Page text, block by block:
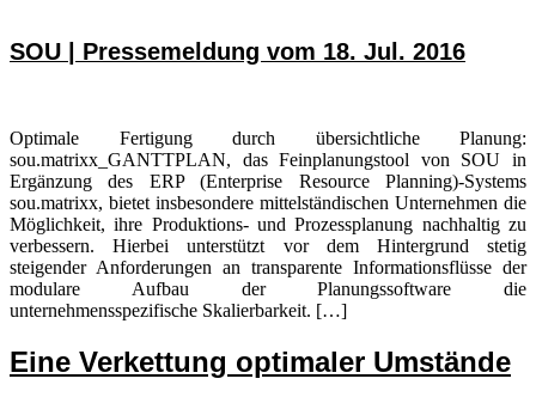
SOU | Pressemeldung vom 18. Jul. 2016
Optimale Fertigung durch übersichtliche Planung:
sou.matrixx_GANTTPLAN, das Feinplanungstool von SOU in
Ergänzung des ERP (Enterprise Resource Planning)-Systems
sou.matrixx, bietet insbesondere mittelständischen Unternehmen die
Möglichkeit, ihre Produktions- und Prozessplanung nachhaltig zu
verbessern. Hierbei unterstützt vor dem Hintergrund stetig
steigender Anforderungen an transparente Informationsflüsse der
modulare Aufbau der Planungssoftware die
unternehmensspezifische Skalierbarkeit. […]
Eine Verkettung optimaler Umstände